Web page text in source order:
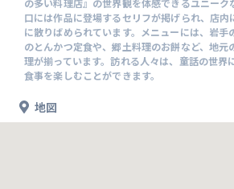
口には作品に登場するセリフが掲げられ、店
に散りばめられています。メニューには、岩手
のとんかつ定食や、郷土料理のお餅など、地元
理が揃っています。訪れる人々は、童話の世界
食事を楽しむことができます。
地図